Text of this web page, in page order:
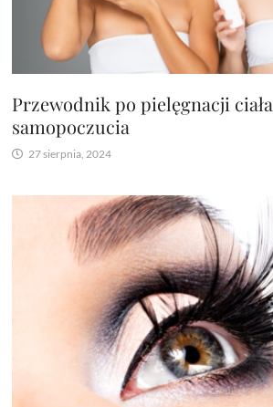
Przewodnik po pielęgnacji
samopoczucia
27 sierpnia, 2024